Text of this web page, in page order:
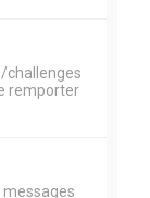
challenges
remporter